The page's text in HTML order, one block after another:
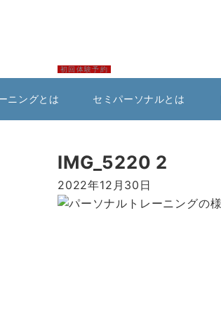
初回体験予約
ニングとは セミパーソナルとは
IMG_5220 2
2022年12月30日